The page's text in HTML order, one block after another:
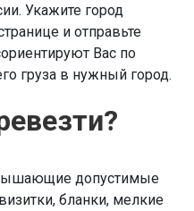
Укажите город
и отправьте
Вас по
груза в нужный город.
допустимые
бланки, мелкие